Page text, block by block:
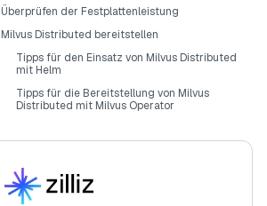
Überprüfen der Festplattenleistung
Milvus Distributed bereitstellen
Tipps für den Einsatz von Milvus Distributed
mit Helm
Tipps für die Bereitstellung von Milvus
Distributed mit Milvus Operator